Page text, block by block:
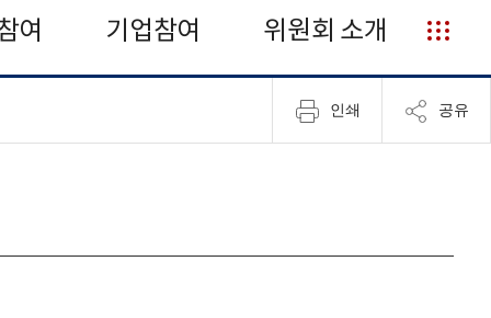
색
여 기업참여 위원회 소개
누
리
집
안
인쇄 공유